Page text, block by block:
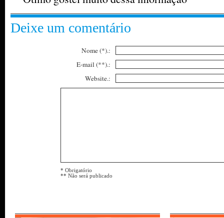
Deixe um comentário
Nome (*).:
E-mail (**).:
Website.:
* Obrigatório
** Não será publicado